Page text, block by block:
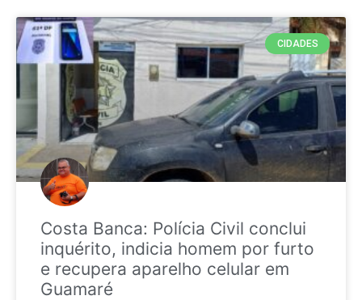
CIDADES
Costa Banca: Polícia Civil conclui
inquérito, indicia homem por furto
e recupera aparelho celular em
Guamaré